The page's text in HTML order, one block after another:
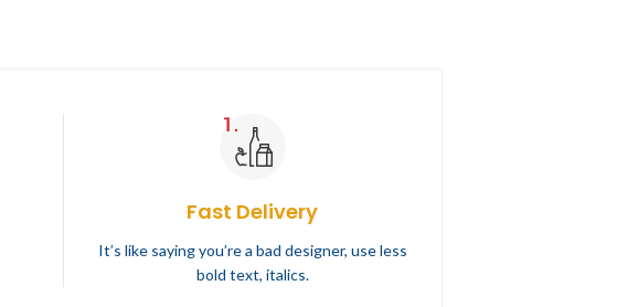
Fast Delivery
It’s like saying you’re a bad designer, use less
bold text, italics.